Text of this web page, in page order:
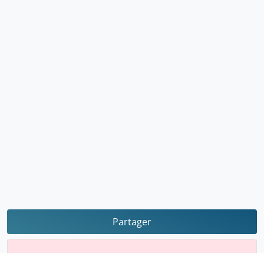
Partager